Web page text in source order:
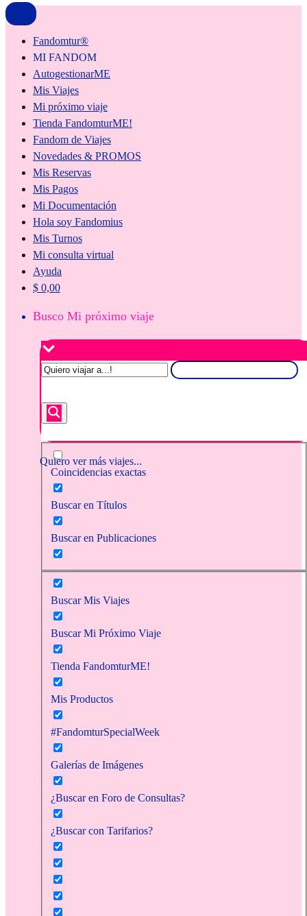
Fandomtur®
MI FANDOM
AutogestionarME
Mis Viajes
Mi próximo viaje
Tienda FandomturME!
Fandom de Viajes
Novedades & PROMOS
Mis Reservas
Mis Pagos
Mi Documentación
Hola soy Fandomius
Mis Turnos
Mi consulta virtual
Ayuda
$ 0,00
Busco Mi próximo viaje
Quiero ver más viajes...
Coincidencias exactas
Buscar en Títulos
Buscar en Publicaciones
Buscar Mis Viajes
Buscar Mi Próximo Viaje
Tienda FandomturME!
Mis Productos
#FandomturSpecialWeek
Galerías de Imágenes
¿Buscar en Foro de Consultas?
¿Buscar con Tarifarios?